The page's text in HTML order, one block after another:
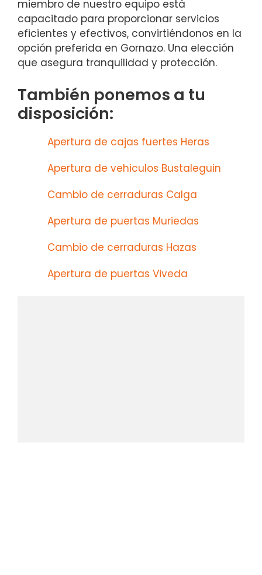
miembro de nuestro equipo está
capacitado para proporcionar servicios
eficientes y efectivos, convirtiéndonos en la
opción preferida en Gornazo. Una elección
que asegura tranquilidad y protección.
También ponemos a tu
disposición:
Apertura de cajas fuertes Heras
Apertura de vehiculos Bustaleguin
Cambio de cerraduras Calga
Apertura de puertas Muriedas
Cambio de cerraduras Hazas
Apertura de puertas Viveda